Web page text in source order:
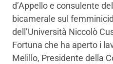
d’Appello e consulente
bicamerale sul
dell’Università Niccolò
Fortuna che ha aperto i
Melillo, Presidente della